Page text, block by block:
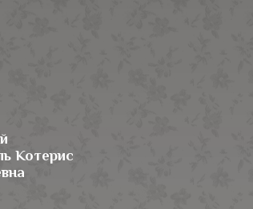
Котерис